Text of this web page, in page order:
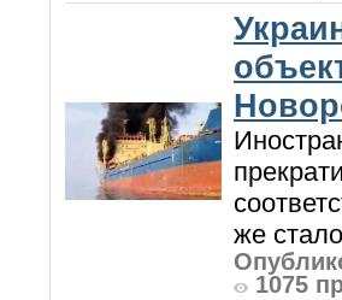
же
1075